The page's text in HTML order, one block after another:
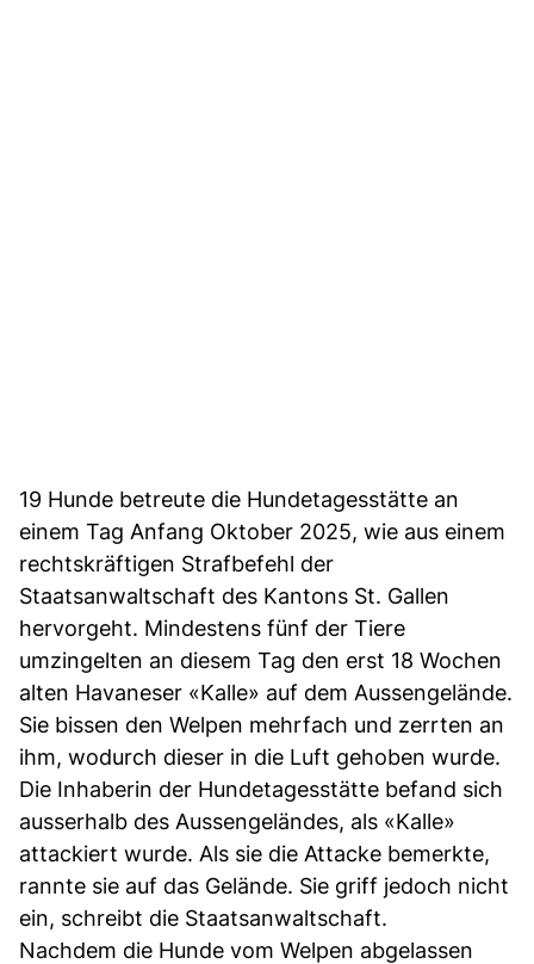
19 Hunde betreute die Hundetagesstätte an
einem Tag Anfang Oktober 2025, wie aus einem
rechtskräftigen Strafbefehl der
Staatsanwaltschaft des Kantons St. Gallen
hervorgeht. Mindestens fünf der Tiere
umzingelten an diesem Tag den erst 18 Wochen
alten Havaneser «Kalle» auf dem Aussengelände.
Sie bissen den Welpen mehrfach und zerrten an
ihm, wodurch dieser in die Luft gehoben wurde.
Die Inhaberin der Hundetagesstätte befand sich
ausserhalb des Aussengeländes, als «Kalle»
attackiert wurde. Als sie die Attacke bemerkte,
rannte sie auf das Gelände. Sie griff jedoch nicht
ein, schreibt die Staatsanwaltschaft.
Nachdem die Hunde vom Welpen abgelassen